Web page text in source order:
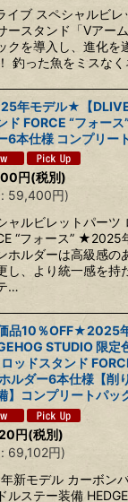
イブ スペシャルビレ
ースタンド「Vアー
クを導入し、進化を
釣った魚をミスな
年モデル★【
ド FORCE “フォー
6本仕様 コンプリー
円(税別)
: 59,400円)
ャルビレットパーツ
“フォース”
ホルダーは高級感の
し、より統一感を持
…
品10％OFF★2025
STUDIO 限定
ッドスタンド
ルダー6本仕様【削
】コンプリートパッ
円(税別)
: 69,102円)
新モデル カーボン
ルステー装備